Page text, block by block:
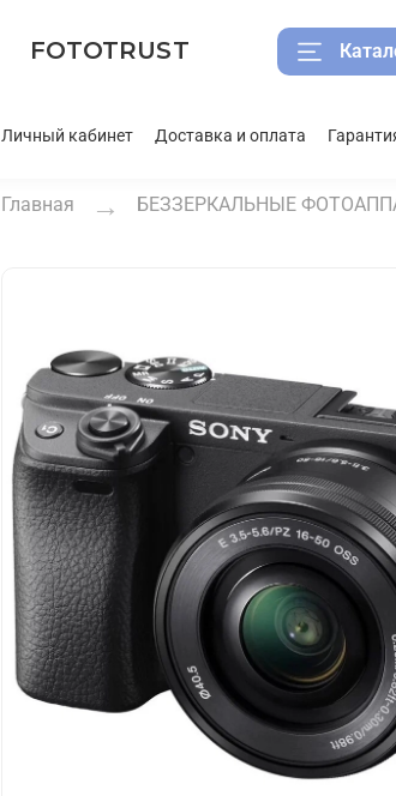
FOTOTRUST
Личный кабинет Доставка и оплата
Главная БЕЗЗЕРКАЛЬНЫЕ